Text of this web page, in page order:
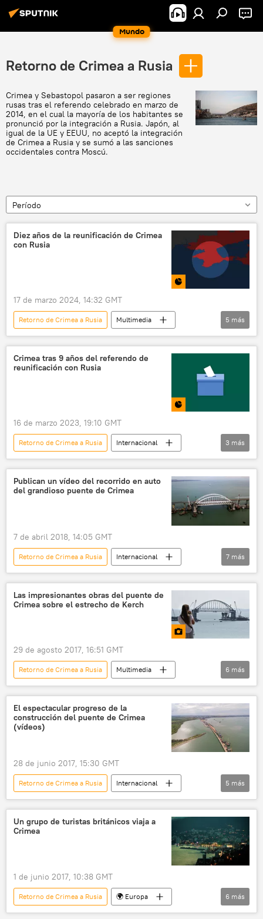
Mundo
Retorno de Crimea a Rusia
Crimea y Sebastopol pasaron a ser regiones
rusas tras el referendo celebrado en marzo de
2014, en el cual la mayoría de los habitantes se
pronunció por la integración a Rusia. Japón, al
igual de la UE y EEUU, no aceptó la integración
de Crimea a Rusia y se sumó a las sanciones
occidentales contra Moscú.
Período
Diez años de la reunificación de Crimea
con Rusia
17 de marzo 2024, 14:32 GMT
Retorno de Crimea a Rusia
Multimedia
📊 Infografía
Crimea
Sebastopol
política
Rusia
5 más
Crimea tras 9 años del referendo de
reunificación con Rusia
16 de marzo 2023, 19:10 GMT
Retorno de Crimea a Rusia
Internacional
Crimea
Rusia 📊 Infografía
3 más
Publican un vídeo del recorrido en auto
del grandioso puente de Crimea
7 de abril 2018, 14:05 GMT
Retorno de Crimea a Rusia
Internacional
Rusia
Crimea
Puente de Crimea
automóviles
viaje
construcción
noticias
7 más
Las impresionantes obras del puente de
Crimea sobre el estrecho de Kerch
29 de agosto 2017, 16:51 GMT
Retorno de Crimea a Rusia
Multimedia
📷 Fotos
El futuro de Crimea
Crimea
puente
Puente de Kerch
Rusia
6 más
El espectacular progreso de la
construcción del puente de Crimea
(vídeos)
28 de junio 2017, 15:30 GMT
Retorno de Crimea a Rusia
Internacional
Rusia
Crimea
Puente de Crimea
construcción
noticias
5 más
Un grupo de turistas británicos viaja a
Crimea
1 de junio 2017, 10:38 GMT
Retorno de Crimea a Rusia
🌍 Europa
Internacional
Rusia
Crimea
6 más